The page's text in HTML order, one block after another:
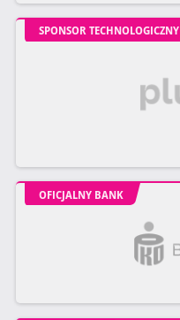
SPONSOR TECHNOLOGICZNY
OFICJALNY BANK